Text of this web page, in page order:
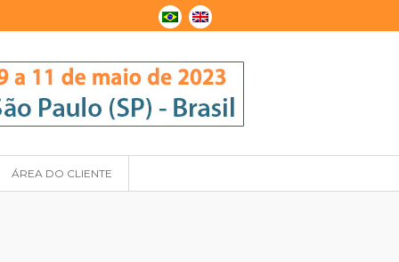
ÁREA DO CLIENTE